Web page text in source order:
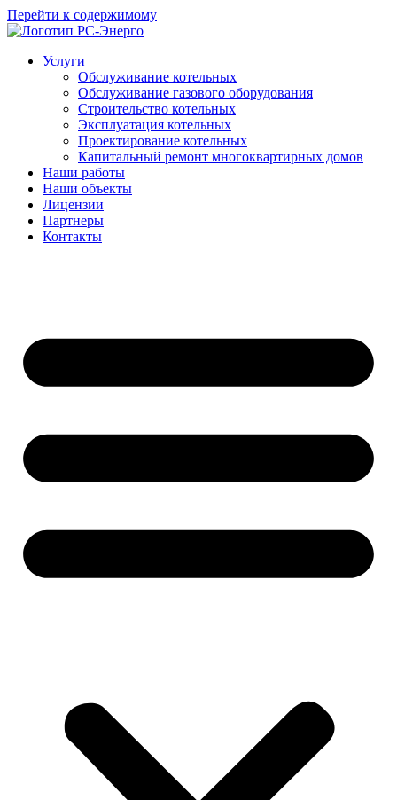
Перейти к содержимому
Услуги
Обслуживание котельных
Обслуживание газового оборудования
Строительство котельных
Эксплуатация котельных
Проектирование котельных
Капитальный ремонт многоквартирных домов
Наши работы
Наши объекты
Лицензии
Партнеры
Контакты